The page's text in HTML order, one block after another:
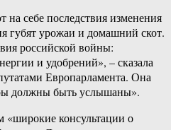
себе последствия изменения
губят урожаи и домашний скот.
российской войны:
и удобрений», – сказала
Европарламента. Она
должны быть услышаны».
консультации о